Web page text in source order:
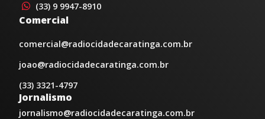
(33) 9 9947-8910
Comercial
comercial@radiocidadecaratinga.com.br
joao@radiocidadecaratinga.com.br
(33) 3321-4797
Jornalismo
jornalismo@radiocidadecaratinga.com.br